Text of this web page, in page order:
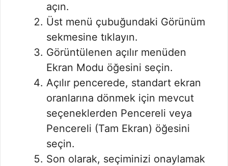
açın.
Üst menü çubuğundaki Görünüm
sekmesine tıklayın.
Görüntülenen açılır menüden
Ekran Modu öğesini seçin.
Açılır pencerede, standart ekran
oranlarına dönmek için mevcut
seçeneklerden Pencereli veya
Pencereli (Tam Ekran) öğesini
seçin.
Son olarak, seçiminizi onaylamak